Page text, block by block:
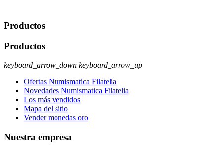
Productos
Productos
keyboard_arrow_down keyboard_arrow_up
Ofertas Numismatica Filatelia
Novedades Numismatica Filatelia
Los más vendidos
Mapa del sitio
Vender monedas oro
Nuestra empresa